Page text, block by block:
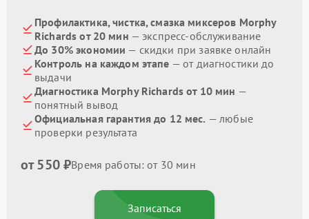
Профилактика, чистка, смазка миксеров Morphy
Richards от 20 мин — экспресс-обслуживание
До 30% экономии — скидки при заявке онлайн
Контроль на каждом этапе — от диагностики до
выдачи
Диагностика Morphy Richards от 10 мин —
понятный вывод
Официальная гарантия до 12 мес. — любые
проверки результата
от 550 ₽Время работы: от 30 мин
Записаться